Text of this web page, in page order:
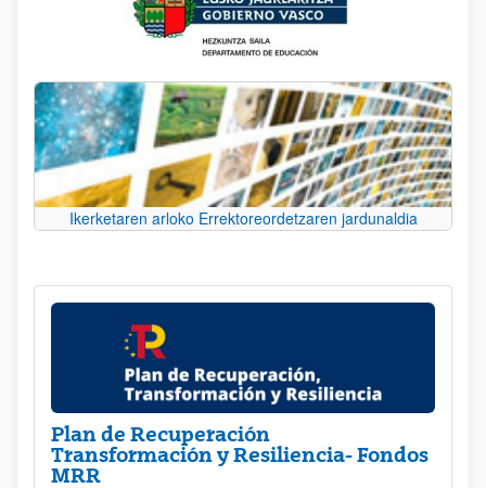
Ikerketaren arloko Errektoreordetzaren jardunaldia
Plan de Recuperación
Transformación y Resiliencia- Fondos
MRR